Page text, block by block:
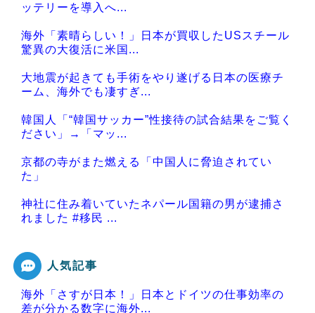
ッテリーを導入へ...
海外「素晴らしい！」日本が買収したUSスチール
驚異の大復活に米国...
大地震が起きても手術をやり遂げる日本の医療チ
ーム、海外でも凄すぎ...
韓国人「“韓国サッカー”性接待の試合結果をご覧く
ださい」→「マッ...
京都の寺がまた燃える「中国人に脅迫されてい
た」
神社に住み着いていたネパール国籍の男が逮捕さ
れました #移民 ...
Powered by livedoor 相互RSS
人気記事
海外「さすが日本！」日本とドイツの仕事効率の
差が分かる数字に海外...